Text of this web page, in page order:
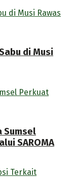
di Musi
Sumsel
SAROMA